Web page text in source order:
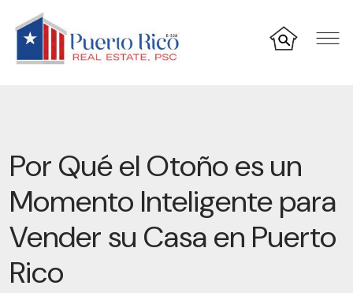
Por Qué el Otoño es un
Momento Inteligente para
Vender su Casa en Puerto
Rico